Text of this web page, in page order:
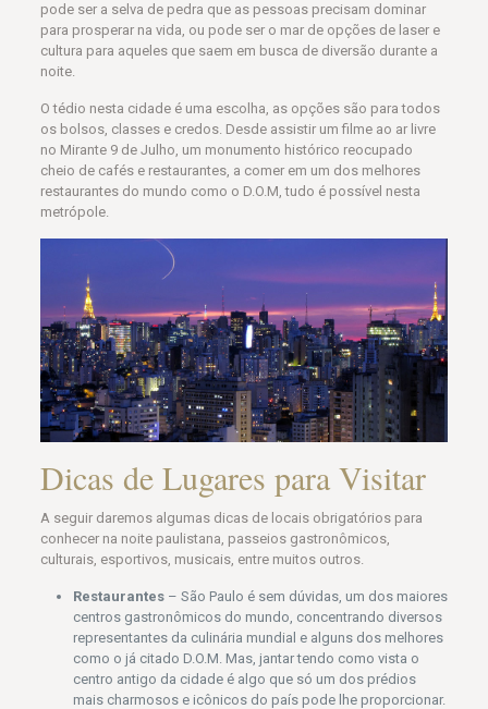
pode ser a selva de pedra que as pessoas precisam dominar
para prosperar na vida, ou pode ser o mar de opções de laser e
cultura para aqueles que saem em busca de diversão durante a
noite.
O tédio nesta cidade é uma escolha, as opções são para todos
os bolsos, classes e credos. Desde assistir um filme ao ar livre
no Mirante 9 de Julho, um monumento histórico reocupado
cheio de cafés e restaurantes, a comer em um dos melhores
restaurantes do mundo como o D.O.M, tudo é possível nesta
metrópole.
Dicas de Lugares para Visitar
A seguir daremos algumas dicas de locais obrigatórios para
conhecer na noite paulistana, passeios gastronômicos,
culturais, esportivos, musicais, entre muitos outros.
Restaurantes– São Paulo é sem dúvidas, um dos maiores
centros gastronômicos do mundo, concentrando diversos
representantes da culinária mundial e alguns dos melhores
como o já citado D.O.M. Mas, jantar tendo como vista o
centro antigo da cidade é algo que só um dos prédios
mais charmosos e icônicos do país pode lhe proporcionar.